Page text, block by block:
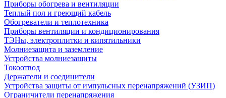
Приборы обогрева и вентиляции
Теплый пол и греющий кабель
Обогреватели и теплотехника
Приборы вентиляции и кондиционирования
ТЭНы, электроплитки и кипятильники
Молниезащита и заземление
Устройства молниезащиты
Токоотвод
Держатели и соединители
Устройства защиты от импульсных перенапряжений (УЗИП)
Ограничители перенапряжения